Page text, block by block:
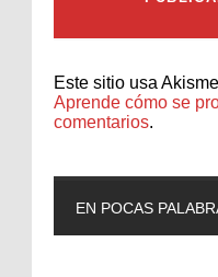
Este sitio usa
Aprende cómo se
comentarios.
EN POCAS